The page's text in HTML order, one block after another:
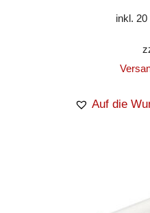
inkl.
Auf die